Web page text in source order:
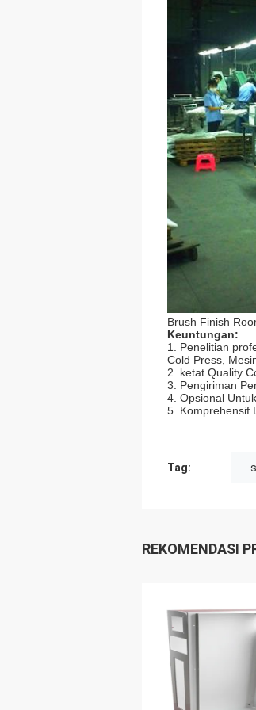
Brush Finish
Keuntungan:
1. Penelitian
Cold Press,
2. ketat Quality
3. Pengiriman
4. Opsional
5. Komprehensif
Tag:
REKOMENDASI